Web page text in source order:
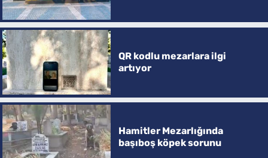
QR kodlu mezarlara ilgi
artıyor
Hamitler Mezarlığında
başıboş köpek sorunu